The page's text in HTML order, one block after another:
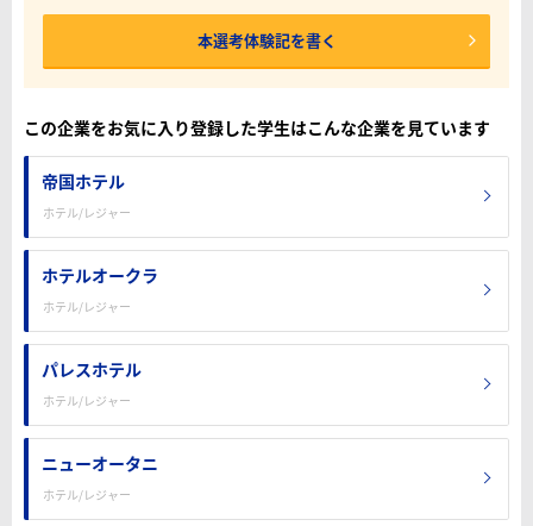
本選考体験記を書く
この企業をお気に入り登録した学生はこんな企業を見ています
帝国ホテル
ホテル/レジャー
ホテルオークラ
ホテル/レジャー
パレスホテル
ホテル/レジャー
ニューオータニ
ホテル/レジャー